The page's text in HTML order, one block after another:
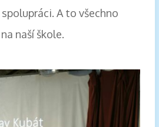
A to všechno
naší škole.